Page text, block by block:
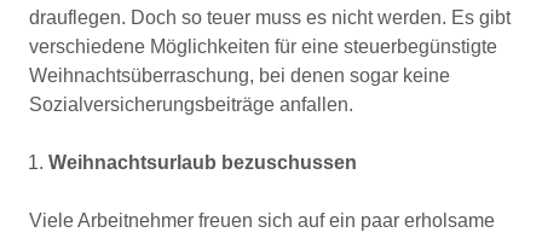
drauflegen. Doch so teuer muss es nicht werden. Es gibt
verschiedene Möglichkeiten für eine steuerbegünstigte
Weihnachtsüberraschung, bei denen sogar keine
Sozialversicherungsbeiträge anfallen.
Weihnachtsurlaub bezuschussen
Viele Arbeitnehmer freuen sich auf ein paar erholsame